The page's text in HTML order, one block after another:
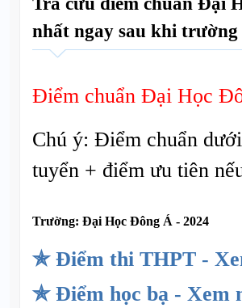
nhất ngay sau khi
Điểm chuẩn Đại Học
Chú ý: Điểm chuẩn
tuyển + điểm ưu tiên
Trường: Đại Học Đông Á - 2024
✯ Điểm thi THPT -
✯ Điểm học bạ - Xem